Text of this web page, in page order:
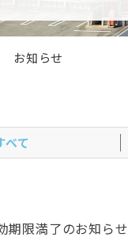
お知らせ
べて
期限満了のお知らせ